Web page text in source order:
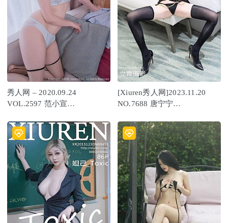
秀人网 – 2020.09.24
VOL.2597 范小宣
[Xiuren秀人网]2023.11.20
NO.7688 唐宁宁